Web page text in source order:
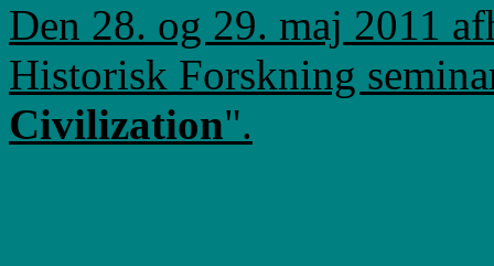
Den 28. og 29. maj 2011
Historisk Forskning
Civilization".